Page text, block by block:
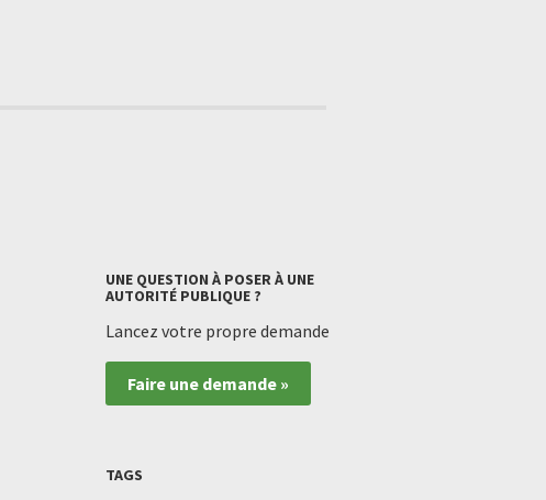
UNE QUESTION À POSER À UNE
AUTORITÉ PUBLIQUE ?
Lancez votre propre demande
Faire une demande »
TAGS